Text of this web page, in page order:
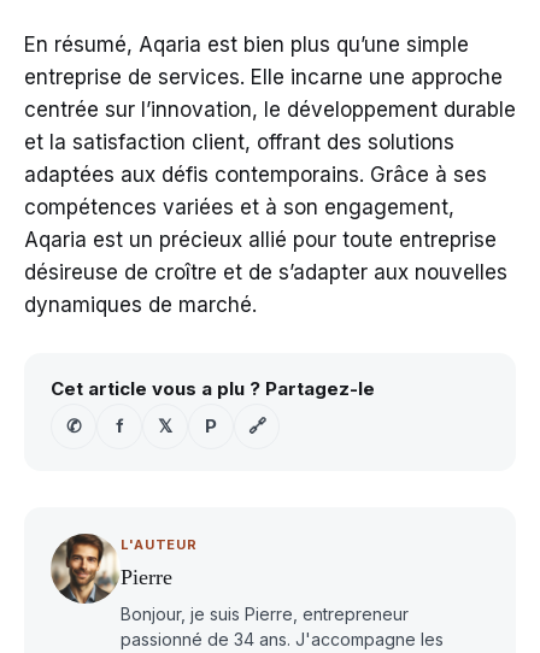
En résumé, Aqaria est bien plus qu’une simple
entreprise de services. Elle incarne une approche
centrée sur l’innovation, le développement durable
et la satisfaction client, offrant des solutions
adaptées aux défis contemporains. Grâce à ses
compétences variées et à son engagement,
Aqaria est un précieux allié pour toute entreprise
désireuse de croître et de s’adapter aux nouvelles
dynamiques de marché.
Cet article vous a plu ? Partagez-le
✆
f 𝕏 P 🔗
L'AUTEUR
Pierre
Bonjour, je suis Pierre, entrepreneur
passionné de 34 ans. J'accompagne les